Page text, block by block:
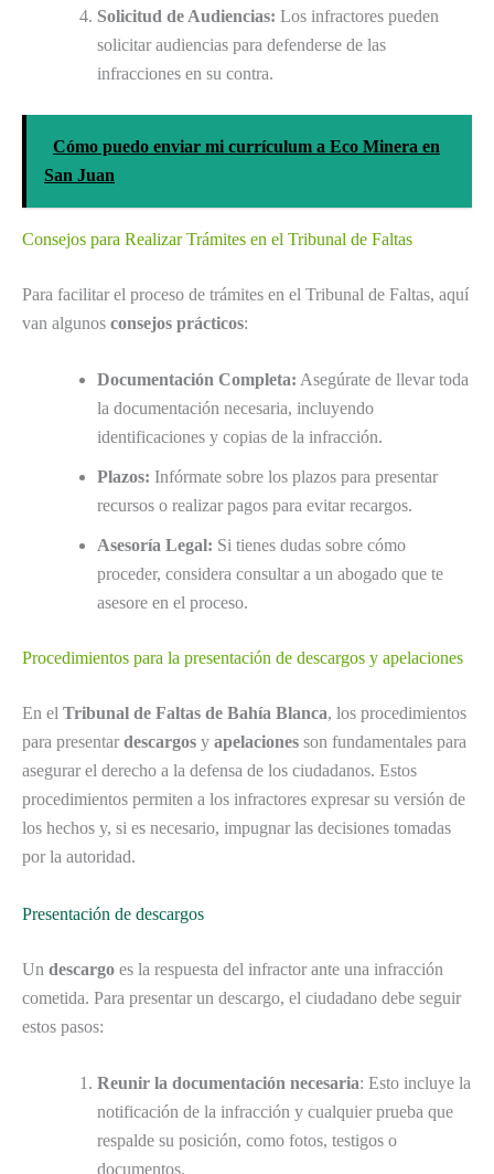
Solicitud de Audiencias: Los infractores pueden
solicitar audiencias para defenderse de las
infracciones en su contra.
Cómo puedo enviar mi currículum a Eco Minera en
San Juan
Consejos para Realizar Trámites en el Tribunal de Faltas
Para facilitar el proceso de trámites en el Tribunal de Faltas, aquí
van algunos consejos prácticos:
Documentación Completa: Asegúrate de llevar toda
la documentación necesaria, incluyendo
identificaciones y copias de la infracción.
Plazos: Infórmate sobre los plazos para presentar
recursos o realizar pagos para evitar recargos.
Asesoría Legal: Si tienes dudas sobre cómo
proceder, considera consultar a un abogado que te
asesore en el proceso.
Procedimientos para la presentación de descargos y apelaciones
En el Tribunal de Faltas de Bahía Blanca, los procedimientos
para presentar descargos y apelaciones son fundamentales para
asegurar el derecho a la defensa de los ciudadanos. Estos
procedimientos permiten a los infractores expresar su versión de
los hechos y, si es necesario, impugnar las decisiones tomadas
por la autoridad.
Presentación de descargos
Un descargo es la respuesta del infractor ante una infracción
cometida. Para presentar un descargo, el ciudadano debe seguir
estos pasos:
Reunir la documentación necesaria: Esto incluye la
notificación de la infracción y cualquier prueba que
respalde su posición, como fotos, testigos o
documentos.